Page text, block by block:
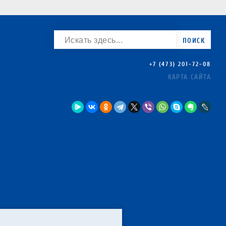
ПОИСК
+7 (473) 201-72-08
КАРТА САЙТА